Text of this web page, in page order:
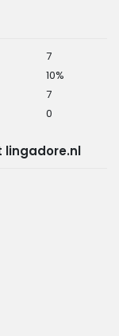
7
10%
7
0
lingadore.nl